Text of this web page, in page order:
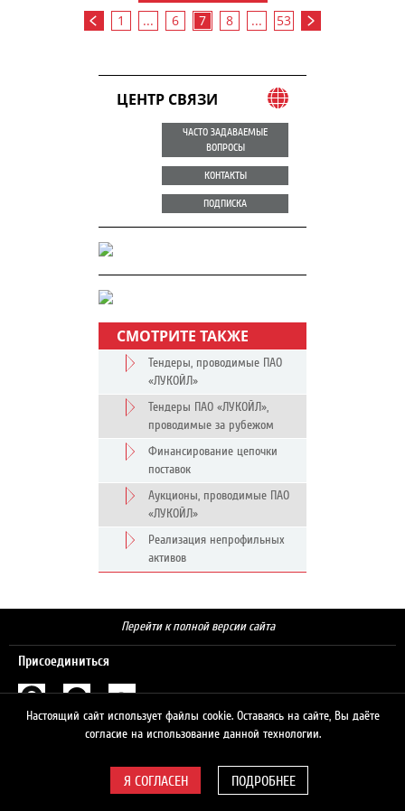
1 ... 6 7 8 ... 53
ЦЕНТР СВЯЗИ
ЧАСТО ЗАДАВАЕМЫЕ
ВОПРОСЫ
КОНТАКТЫ
ПОДПИСКА
СМОТРИТЕ ТАКЖЕ
Тендеры, проводимые ПАО
«ЛУКОЙЛ»
Тендеры ПАО «ЛУКОЙЛ»,
проводимые за рубежом
Финансирование цепочки
поставок
Аукционы, проводимые ПАО
«ЛУКОЙЛ»
Реализация непрофильных
активов
Перейти к полной версии сайта
Присоединиться
Настоящий сайт использует файлы cookie. Оставаясь на сайте, Вы даёте
согласие на использование данной технологии.
ПОДРОБНЕЕ